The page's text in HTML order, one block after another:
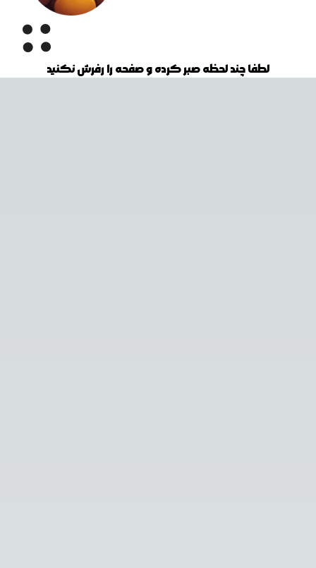
لطفا چند لحظه صبر کرده و صفحه را رفرش نکنید